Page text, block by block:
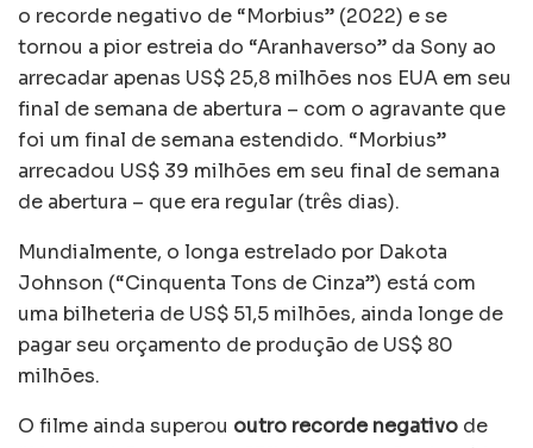
o recorde negativo de “Morbius” (2022) e se
tornou a pior estreia do “Aranhaverso” da Sony ao
arrecadar apenas US$ 25,8 milhões nos EUA em seu
final de semana de abertura – com o agravante que
foi um final de semana estendido. “Morbius”
arrecadou US$ 39 milhões em seu final de semana
de abertura – que era regular (três dias).
Mundialmente, o longa estrelado por Dakota
Johnson (“Cinquenta Tons de Cinza”) está com
uma bilheteria de US$ 51,5 milhões, ainda longe de
pagar seu orçamento de produção de US$ 80
milhões.
O filme ainda superou outro recorde negativo de